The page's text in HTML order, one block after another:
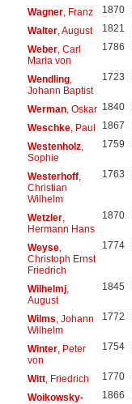
Wagner, Franz 1870
Walter, August 1821
Weber, Carl
Maria von
1786
Wendling,
Johann Baptist
1723
Werman, Oskar 1840
Weschke, Paul 1867
Westenholz,
Sophie
1759
Westerhoff,
Christian
Wilhelm
1763
Wetzler,
Hermann Hans
1870
Weyse,
Christoph Ernst
Friedrich
1774
Wilhelmj,
August
1845
Wilms , Johann
Wilhelm
1772
Winter, Peter
von
1754
Witt, Friedrich 1770
Woikowsky-
1866